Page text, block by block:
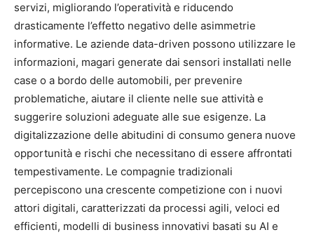
servizi, migliorando l’operatività e riducendo
drasticamente l’effetto negativo delle asimmetrie
informative. Le aziende data-driven possono utilizzare le
informazioni, magari generate dai sensori installati nelle
case o a bordo delle automobili, per prevenire
problematiche, aiutare il cliente nelle sue attività e
suggerire soluzioni adeguate alle sue esigenze. La
digitalizzazione delle abitudini di consumo genera nuove
opportunità e rischi che necessitano di essere affrontati
tempestivamente. Le compagnie tradizionali
percepiscono una crescente competizione con i nuovi
attori digitali, caratterizzati da processi agili, veloci ed
efficienti, modelli di business innovativi basati su AI e